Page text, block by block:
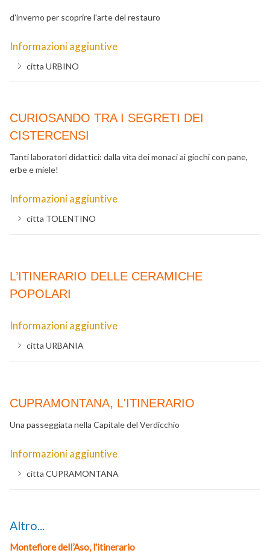
d'inverno per scoprire l'arte del restauro
Informazioni aggiuntive
citta URBINO
CURIOSANDO TRA I SEGRETI DEI
CISTERCENSI
Tanti laboratori didattici: dalla vita dei monaci ai giochi con pane,
erbe e miele!
Informazioni aggiuntive
citta TOLENTINO
L’ITINERARIO DELLE CERAMICHE
POPOLARI
Informazioni aggiuntive
citta URBANIA
CUPRAMONTANA, L'ITINERARIO
Una passeggiata nella Capitale del Verdicchio
Informazioni aggiuntive
citta CUPRAMONTANA
Altro...
Montefiore dell’Aso, l'itinerario